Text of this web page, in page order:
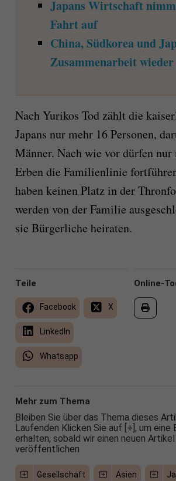
Japans Wirtschaft
Fahrt auf
China, Südkorea und
Zusammenarbeit
Nach Yurikos Tod zählt die
Japans nur mehr 16 Personen,
Männer. Nach wie vor dürfen nur
Erben die Familienlinie
haben keinen Platz in der
werden von der Familie
sie Bürgerliche heiraten.
Online-
Teile
Facebook X
LinkedIn
Whatsapp
Mehr zum Thema
Bleiben Sie über das Thema dieses
Laufenden Klicken Sie auf [+], um eine
erhalten, sobald wir einen neuen
veröffentlichen
Gesellschaft Asien